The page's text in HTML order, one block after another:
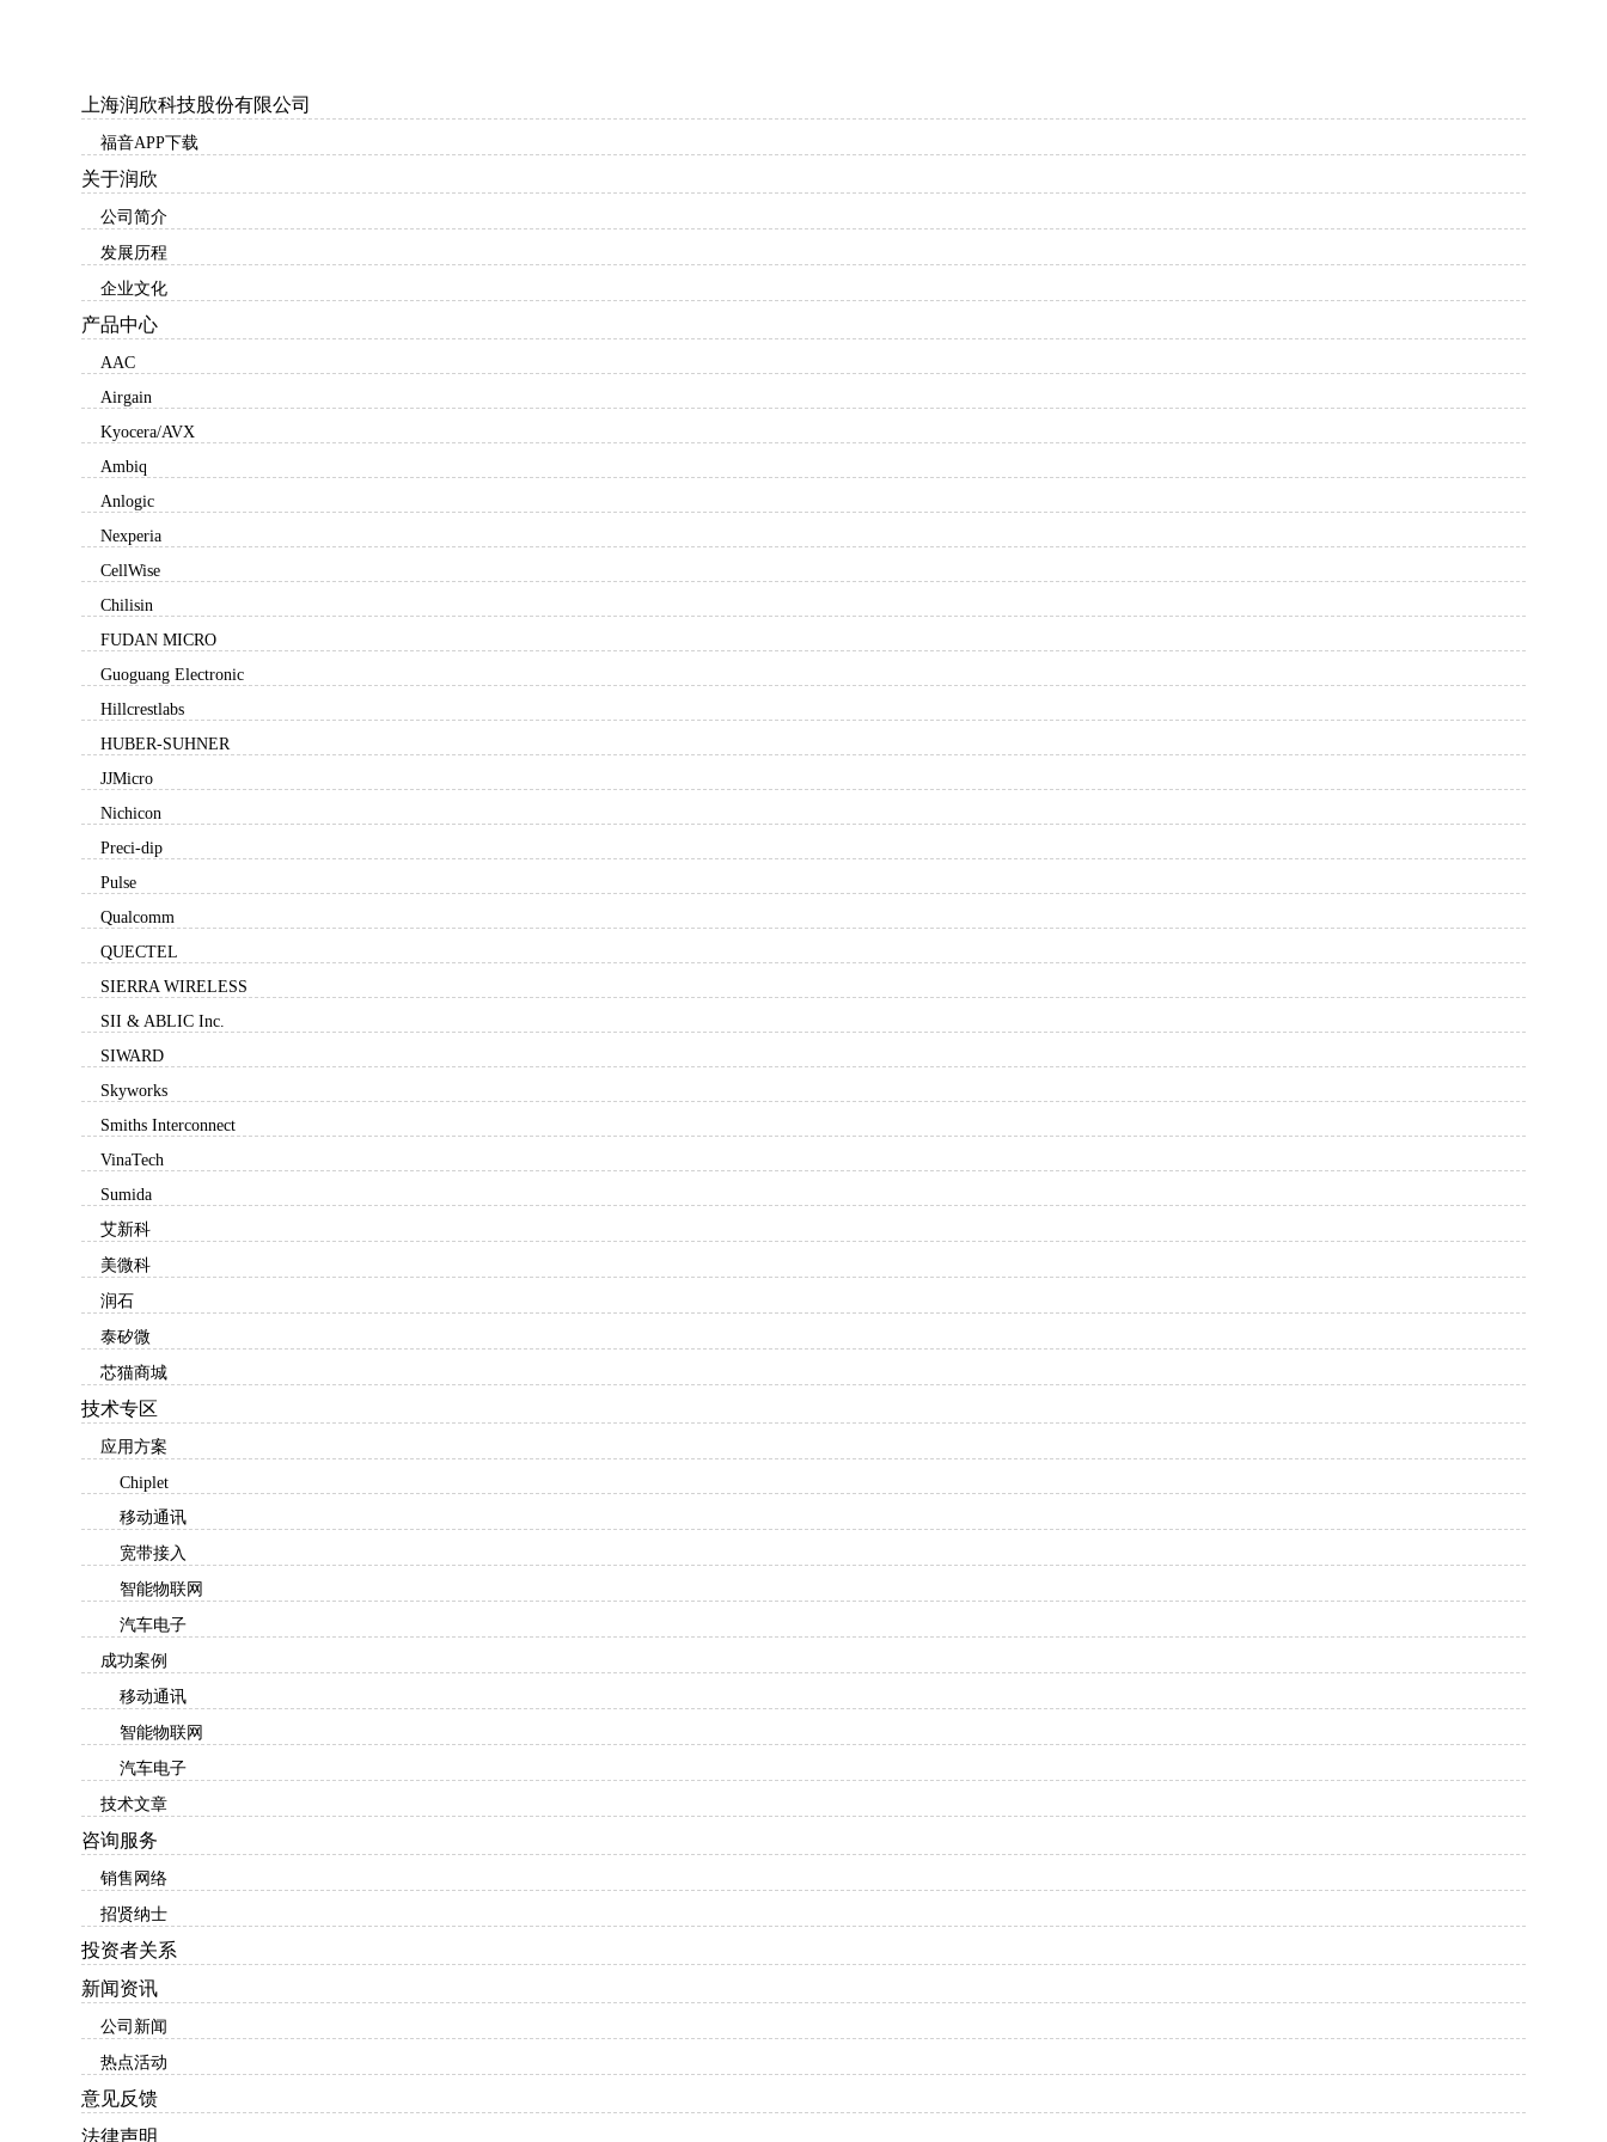
上海润欣科技股份有限公司
福音APP下载
关于润欣
公司简介
发展历程
企业文化
产品中心
AAC
Airgain
Kyocera/AVX
Ambiq
Anlogic
Nexperia
CellWise
Chilisin
FUDAN MICRO
Guoguang Electronic
Hillcrestlabs
HUBER-SUHNER
JJMicro
Nichicon
Preci-dip
Pulse
Qualcomm
QUECTEL
SIERRA WIRELESS
SII & ABLIC Inc.
SIWARD
Skyworks
Smiths Interconnect
VinaTech
Sumida
艾新科
美微科
润石
泰矽微
芯猫商城
技术专区
应用方案
Chiplet
移动通讯
宽带接入
智能物联网
汽车电子
成功案例
移动通讯
智能物联网
汽车电子
技术文章
咨询服务
销售网络
招贤纳士
投资者关系
新闻资讯
公司新闻
热点活动
意见反馈
法律声明